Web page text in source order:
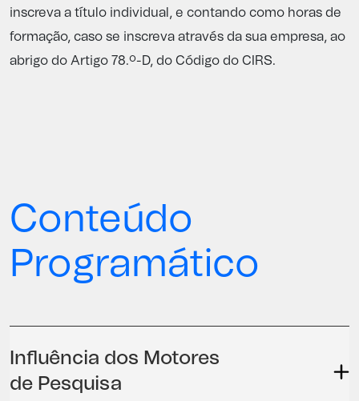
inscreva a título individual, e contando como horas de
formação, caso se inscreva através da sua empresa, ao
abrigo do Artigo 78.º-D, do Código do CIRS.
Conteúdo
Programático
Influência dos Motores
de Pesquisa